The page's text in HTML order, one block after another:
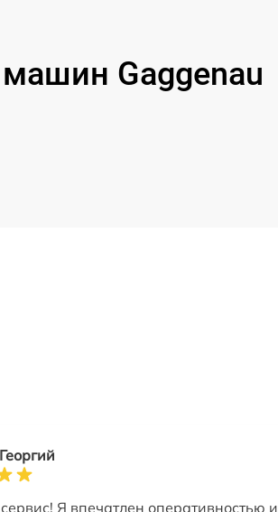
Gaggenau
Я впечатлен оперативностью и